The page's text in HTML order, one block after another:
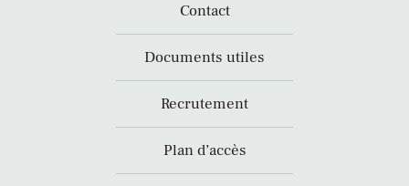
Contact
Documents utiles
Recrutement
Plan d’accès